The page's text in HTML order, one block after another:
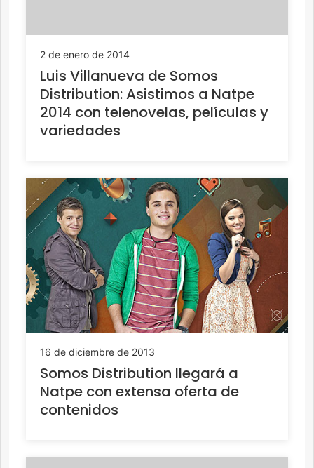
2 de enero de 2014
Luis Villanueva de Somos
Distribution: Asistimos a Natpe
2014 con telenovelas, películas y
variedades
16 de diciembre de 2013
Somos Distribution llegará a
Natpe con extensa oferta de
contenidos